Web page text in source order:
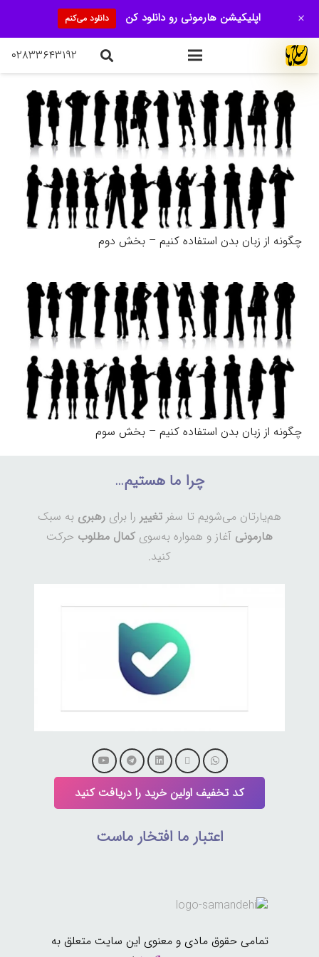
۰۲۸۳۳۶۴۳۱۹۲
چگونه از زبان بدن استفاده کنیم – بخش دوم
چگونه از زبان بدن استفاده کنیم – بخش سوم
چرا ما هستیم…
هم‌یارتان می‌شویم تا سفر تغییر را برای رهبری به سبک
هارمونی آغاز و همواره به‌سوی کمال مطلوب حرکت
کنید.
کد تخفیف اولین خرید را دریافت کنید
اعتبار ما افتخار ماست
تمامی حقوق مادی و معنوی این سایت متعلق به
اپلیکیشن هارمونی رو دانلود کن دانلود می‌کنم +